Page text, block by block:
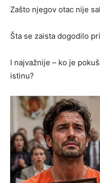
Zašto njegov otac nije
Šta se zaista dogodilo
I najvažnije – ko je
istinu?